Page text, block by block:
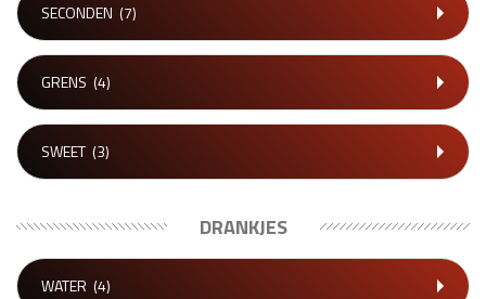
SECONDEN (7)
GRENS (4)
SWEET (3)
DRANKJES
WATER (4)